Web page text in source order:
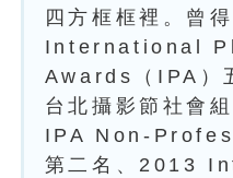
四方框框裡。曾
International
Awards（IPA）
台北攝影節社會
IPA Non-
第二名、2013